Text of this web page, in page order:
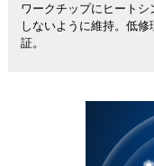
ワークチップにヒート
しないように維持。低
証。